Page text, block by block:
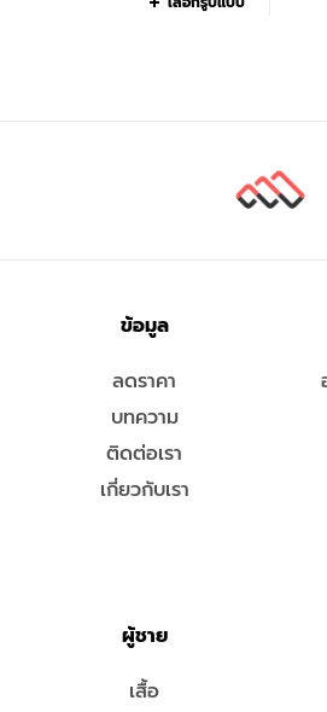
ข้อมูล
ลดราคา
บทความ
ติดต่อเรา
เกี่ยวกับเรา
ผู้ชาย
เสื้อ